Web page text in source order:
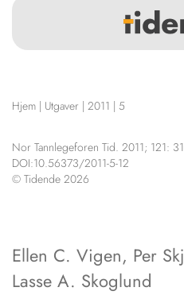
Tidligere utgaver
HENVISNINGER
KURSKALENDER
STILLINGER
KJØP & SALG
Hjem | Utgaver | 2011 | 5
Nor Tannlegeforen Tid. 2011; 121:
DOI:10.56373/2011-5-12
© Tidende 2026
Ellen C. Vigen, Per
Lasse A. Skoglund